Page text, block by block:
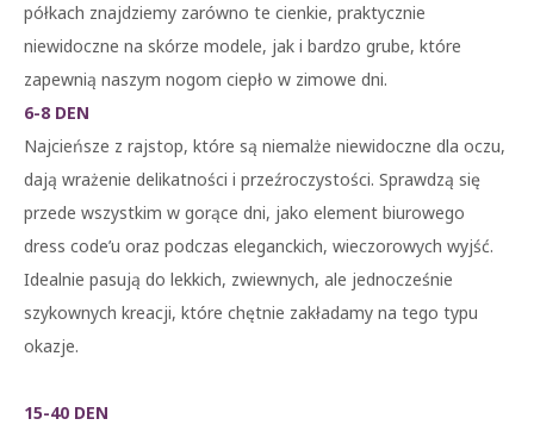
półkach znajdziemy zarówno te cienkie, praktycznie
niewidoczne na skórze modele, jak i bardzo grube, które
zapewnią naszym nogom ciepło w zimowe dni.
6-8 DEN
Najcieńsze z rajstop, które są niemalże niewidoczne dla oczu,
dają wrażenie delikatności i przeźroczystości. Sprawdzą się
przede wszystkim w gorące dni, jako element biurowego
dress code’u oraz podczas eleganckich, wieczorowych wyjść.
Idealnie pasują do lekkich, zwiewnych, ale jednocześnie
szykownych kreacji, które chętnie zakładamy na tego typu
okazje.
15-40 DEN